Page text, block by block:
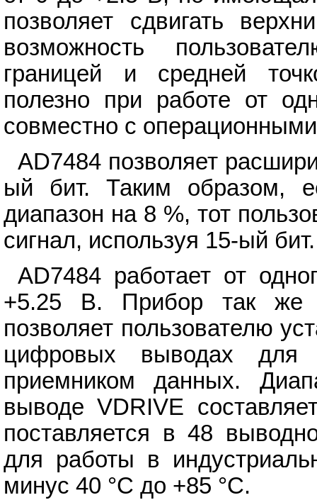
позволяет сдвигать
возможность
границей и средней
полезно при работе от
совместно с
AD7484 позволяет
ый бит. Таким образом,
диапазон на 8 %, тот
сигнал, используя 15-ый бит.
AD7484 работает от
+5.25 В. Прибор так же
позволяет пользователю
цифровых выводах для
приемником данных.
выводе VDRIVE
поставляется в 48
для работы в
минус 40 °C до +85 °C.